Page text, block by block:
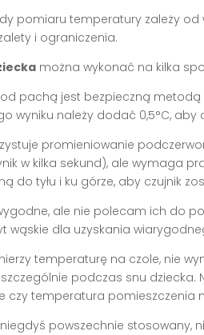
pomiaru temperatury zależy od
i ograniczenia.
można wykonać na kilka
pachą jest bezpieczną metodą
wyniku należy dodać 0,5°C,
promieniowanie
w kilka sekund), ale wymaga
do tyłu i ku górze, aby czujnik
ale nie polecam ich do
wąskie dla uzyskania
temperaturę na czole, nie
podczas snu dziecka.
czy temperatura pomieszczenia
powszechnie stosowany,